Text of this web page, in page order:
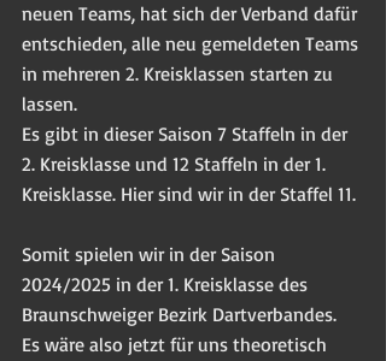
neuen Teams, hat sich der Verband dafür
entschieden, alle neu gemeldeten Teams
in mehreren 2. Kreisklassen starten zu
lassen.
Es gibt in dieser Saison 7 Staffeln in der
2. Kreisklasse und 12 Staffeln in der 1.
Kreisklasse. Hier sind wir in der Staffel 11.
Somit spielen wir in der Saison
2024/2025 in der 1. Kreisklasse des
Braunschweiger Bezirk Dartverbandes.
Es wäre also jetzt für uns theoretisch